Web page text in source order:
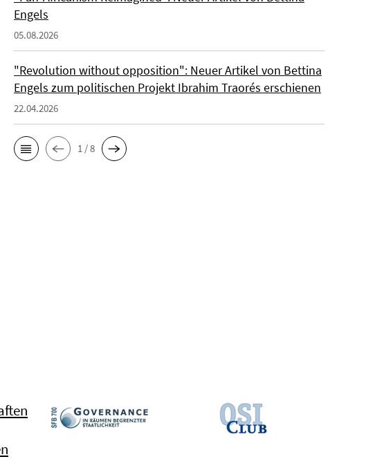
Engels
05.08.2026
"Revolution without opposition": Neuer Artikel von Bettina
Engels zum politischen Projekt Ibrahim Traorés erschienen
22.04.2026
1 / 8